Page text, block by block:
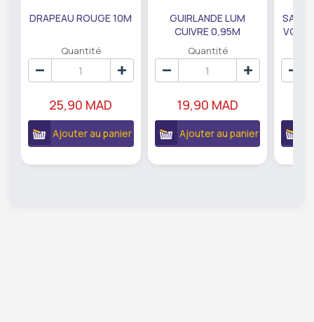
DRAPEAU ROUGE 10M
Quantité
25,90 MAD
Ajouter au panier
GUIRLANDE LUM
CUIVRE 0,95M
DE79207
Quantité
19,90 MAD
Ajouter au panier